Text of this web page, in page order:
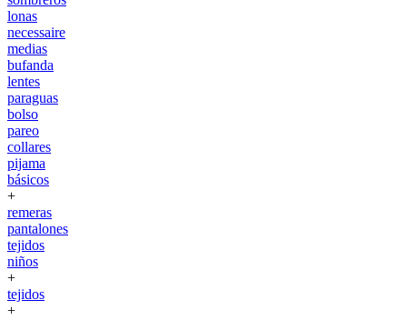
lonas
necessaire
medias
bufanda
lentes
paraguas
bolso
pareo
collares
pijama
básicos
+
remeras
pantalones
tejidos
niños
+
tejidos
+